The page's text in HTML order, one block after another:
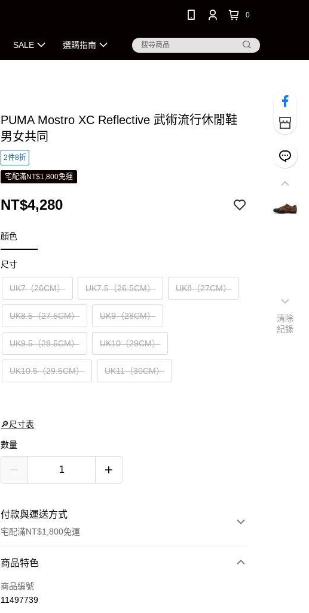
0
SALE 選購指南
PUMA Mostro XC Reflective 武術流行休閒鞋
男女共同
2件8折
宅配滿NT$1,800免運
NT$4,280
顏色
尺寸
UK7（26CM） UK7.5（26.5CM） UK8（27CM）
UK8.5（27.5CM） UK9（28CM）
UK9.5（28.5CM） UK10（29CM）
UK10.5（29.5CM） UK11（30CM）
🔎尺寸表
數量
付款與運送方式
宅配滿NT$1,800免運
付款方式
信用卡一次付款
商品特色
商品編號
11497739
清除
紀錄